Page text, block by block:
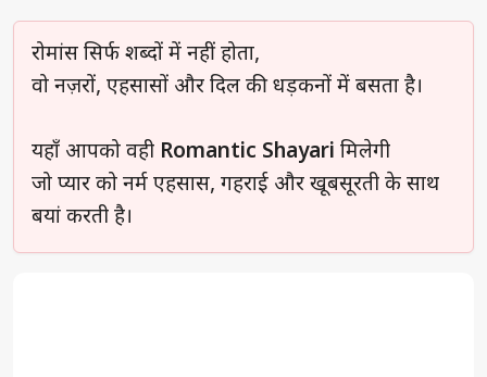
रोमांस सिर्फ शब्दों में नहीं होता,
वो नज़रों, एहसासों और दिल की धड़कनों में बसता है।
यहाँ आपको वही Romantic Shayari मिलेगी
जो प्यार को नर्म एहसास, गहराई और खूबसूरती के साथ
बयां करती है।